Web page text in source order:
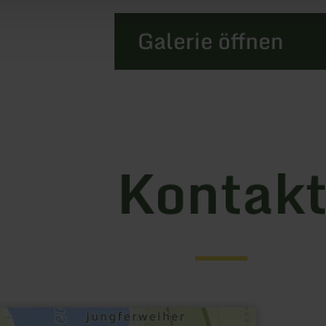
Galerie öffnen
Kontakt